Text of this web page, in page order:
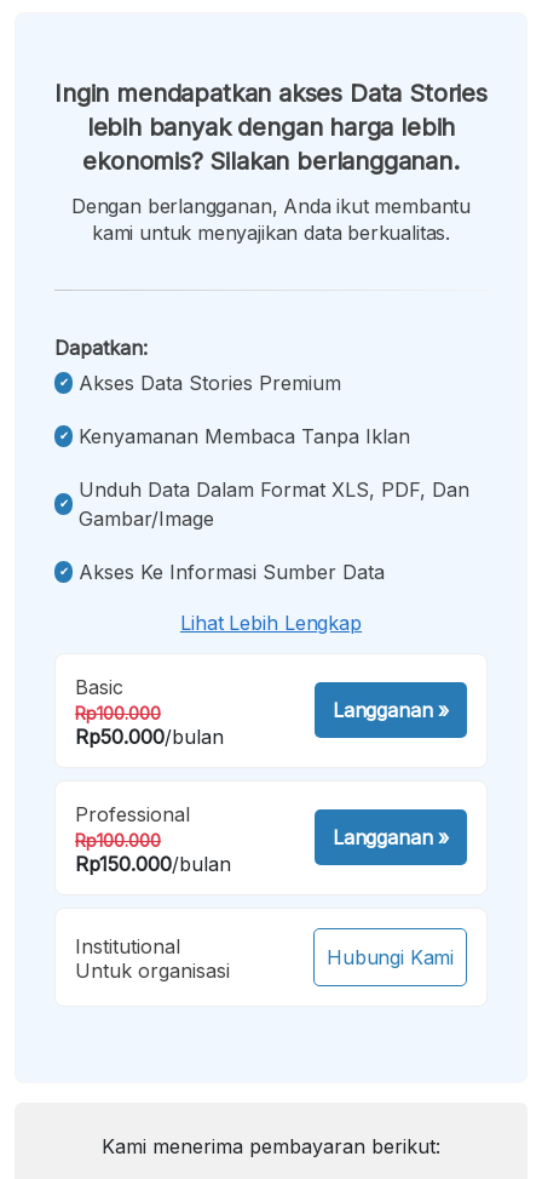
Ingin mendapatkan akses Data Stories
lebih banyak dengan harga lebih
ekonomis? Silakan berlangganan.
Dengan berlangganan, Anda ikut membantu
kami untuk menyajikan data berkualitas.
Dapatkan:
Akses Data Stories Premium
Kenyamanan Membaca Tanpa Iklan
Unduh Data Dalam Format XLS, PDF, Dan
Gambar/image
Akses Ke Informasi Sumber Data
Lihat Lebih Lengkap
Basic
Rp100.000
Rp50.000/bulan
Langganan»
Professional
Rp100.000
Rp150.000/bulan
Langganan»
Institutional
Untuk organisasi
Hubungi Kami
Kami menerima pembayaran berikut: